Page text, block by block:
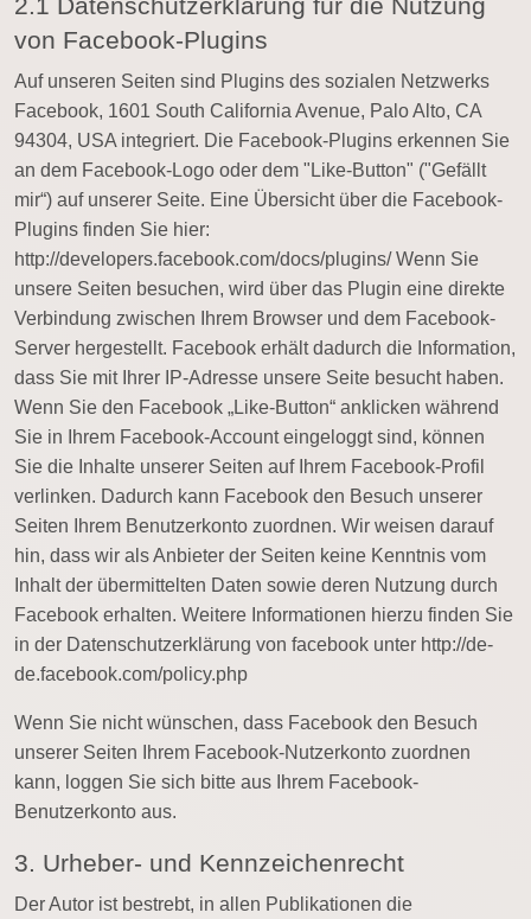
von Facebook-Plugins
Auf unseren Seiten sind Plugins des sozialen Netzwerks
Facebook, 1601 South California Avenue, Palo Alto, CA
94304, USA integriert. Die Facebook-Plugins erkennen Sie
an dem Facebook-Logo oder dem "Like-Button" ("Gefällt
mir“) auf unserer Seite. Eine Übersicht über die Facebook-
Plugins finden Sie hier:
http://developers.facebook.com/docs/plugins/ Wenn Sie
unsere Seiten besuchen, wird über das Plugin eine direkte
Verbindung zwischen Ihrem Browser und dem Facebook-
Server hergestellt. Facebook erhält dadurch die Information,
dass Sie mit Ihrer IP-Adresse unsere Seite besucht haben.
Wenn Sie den Facebook „Like-Button“ anklicken während
Sie in Ihrem Facebook-Account eingeloggt sind, können
Sie die Inhalte unserer Seiten auf Ihrem Facebook-Profil
verlinken. Dadurch kann Facebook den Besuch unserer
Seiten Ihrem Benutzerkonto zuordnen. Wir weisen darauf
hin, dass wir als Anbieter der Seiten keine Kenntnis vom
Inhalt der übermittelten Daten sowie deren Nutzung durch
Facebook erhalten. Weitere Informationen hierzu finden Sie
in der Datenschutzerklärung von facebook unter http://de-
de.facebook.com/policy.php
Wenn Sie nicht wünschen, dass Facebook den Besuch
unserer Seiten Ihrem Facebook-Nutzerkonto zuordnen
kann, loggen Sie sich bitte aus Ihrem Facebook-
Benutzerkonto aus.
3. Urheber- und Kennzeichenrecht
Der Autor ist bestrebt, in allen Publikationen die